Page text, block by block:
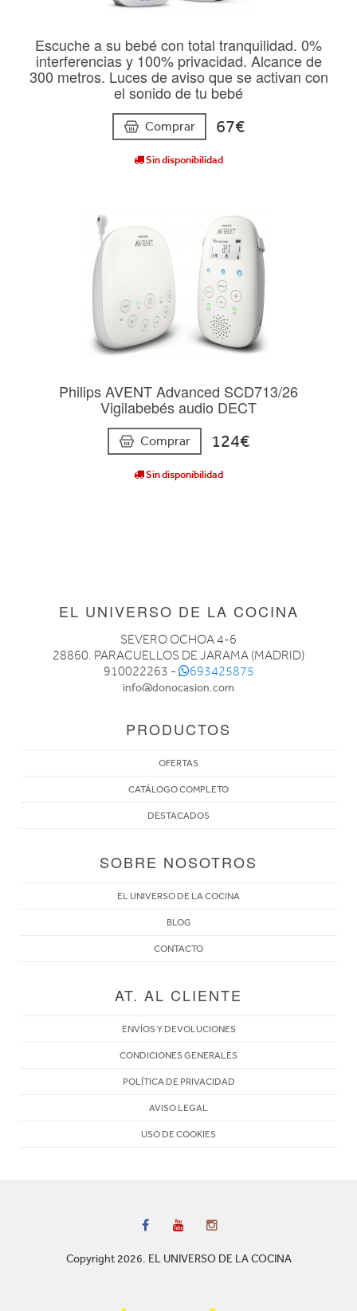
Escuche a su bebé con total tranquilidad. 0%
interferencias y 100% privacidad. Alcance de
300 metros. Luces de aviso que se activan con
el sonido de tu bebé
Comprar 67€
Sin disponibilidad
Philips AVENT Advanced SCD713/26
Vigilabebés audio DECT
Comprar 124€
Sin disponibilidad
EL UNIVERSO DE LA COCINA
SEVERO OCHOA 4-6
28860. PARACUELLOS DE JARAMA (MADRID)
910022263 -
693425875
info@donocasion.com
PRODUCTOS
OFERTAS
CATÁLOGO COMPLETO
DESTACADOS
SOBRE NOSOTROS
EL UNIVERSO DE LA COCINA
BLOG
CONTACTO
AT. AL CLIENTE
ENVÍOS Y DEVOLUCIONES
CONDICIONES GENERALES
POLÍTICA DE PRIVACIDAD
AVISO LEGAL
USO DE COOKIES
Copyright 2026. EL UNIVERSO DE LA COCINA